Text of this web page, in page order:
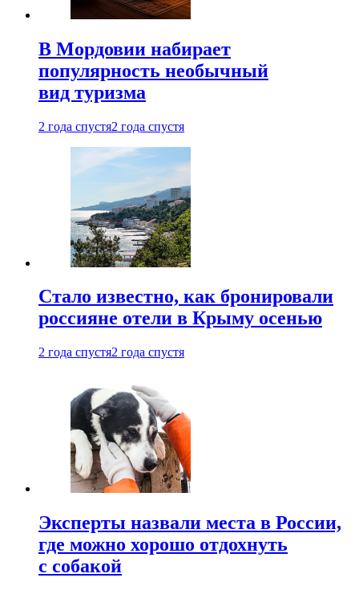
В Мордовии набирает
популярность необычный
вид туризма
2 года спустя2 года спустя
Стало известно, как бронировали
россияне отели в Крыму осенью
2 года спустя2 года спустя
Эксперты назвали места в России,
где можно хорошо отдохнуть
с собакой